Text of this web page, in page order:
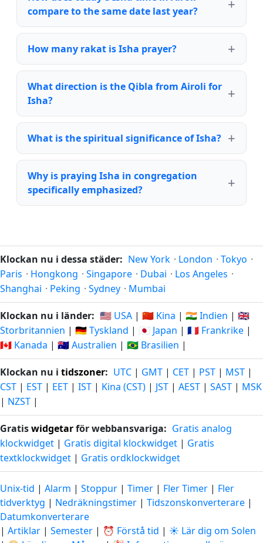
compare to the same date last year?
How many rakat is Isha prayer?
What direction is the Qibla from Airoli for
Isha?
What is the spiritual significance of Isha?
Why is praying Isha in congregation
specifically emphasized?
Klockan nu i dessa städer: New York · London · Tokyo ·
Paris · Hongkong · Singapore · Dubai · Los Angeles ·
Shanghai · Peking · Sydney · Mumbai
Klockan nu i länder: 🇺🇸 USA | 🇨🇳 Kina | 🇮🇳 Indien | 🇬🇧
Storbritannien | 🇩🇪 Tyskland | 🇯🇵 Japan | 🇫🇷 Frankrike |
🇨🇦 Kanada | 🇦🇺 Australien | 🇧🇷 Brasilien |
Klockan nu i tidszoner: UTC | GMT | CET | PST | MST |
CST | EST | EET | IST | Kina (CST) | JST | AEST | SAST | MSK
| NZST |
Gratiswidgetarför webbansvariga: Gratis analog
klockwidget | Gratis digital klockwidget | Gratis
textklockwidget | Gratis ordklockwidget
Unix-tid | Alarm | Stoppur | Timer | Fler Timer | Fler
tidverktyg | Nedräkningstimer | Tidszonskonverterare |
Datumkonverterare
| Artiklar | Semester | ⏰ Förstå tid | ☀️ Lär dig om Solen